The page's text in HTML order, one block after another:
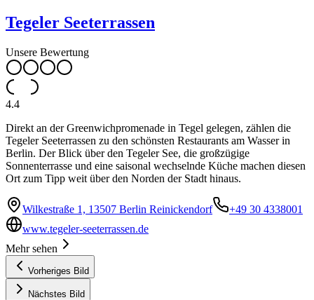
Tegeler Seeterrassen
Unsere Bewertung
4.4
Direkt an der Greenwichpromenade in Tegel gelegen, zählen die
Tegeler Seeterrassen zu den schönsten Restaurants am Wasser in
Berlin. Der Blick über den Tegeler See, die großzügige
Sonnenterrasse und eine saisonal wechselnde Küche machen diesen
Ort zum Tipp weit über den Norden der Stadt hinaus.
Wilkestraße 1, 13507 Berlin Reinickendorf
+49 30 4338001
www.tegeler-seeterrassen.de
Mehr sehen
Vorheriges Bild
Nächstes Bild